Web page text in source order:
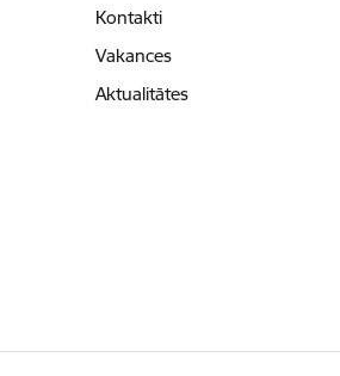
Kontakti
Vakances
Aktualitātes